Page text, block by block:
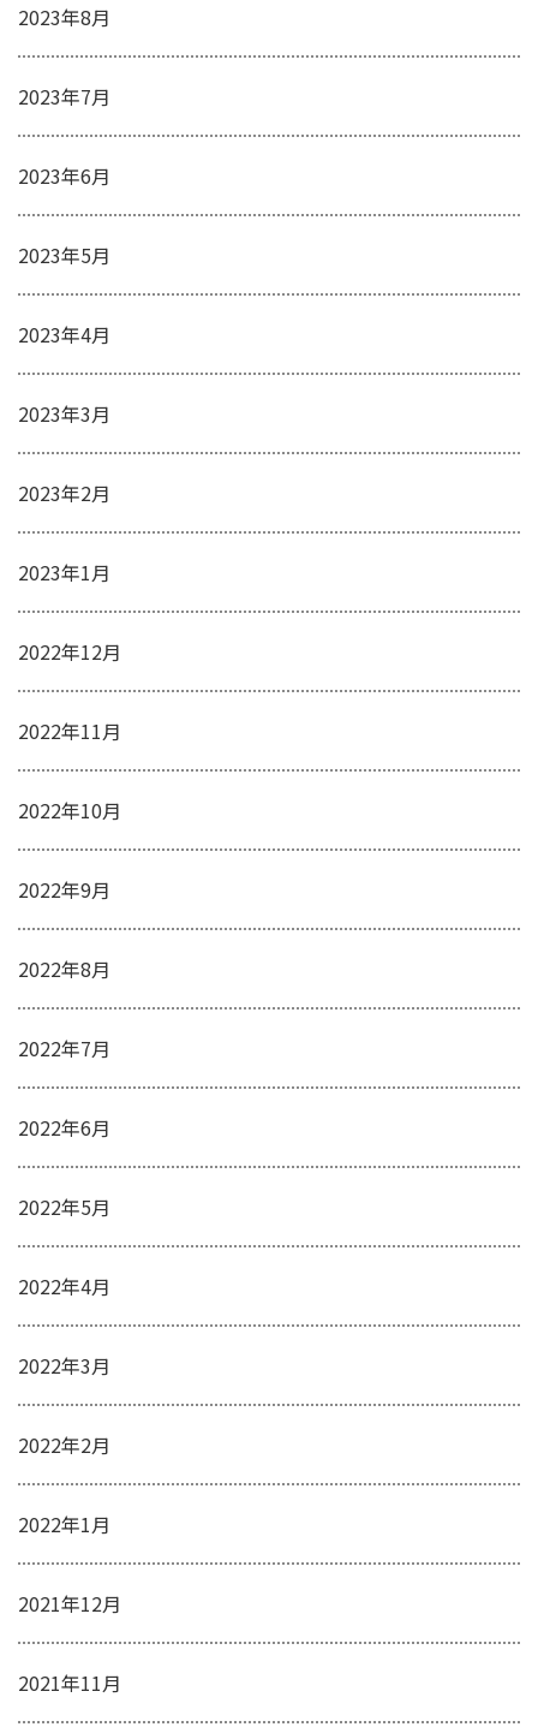
2023年8月
2023年7月
2023年6月
2023年5月
2023年4月
2023年3月
2023年2月
2023年1月
2022年12月
2022年11月
2022年10月
2022年9月
2022年8月
2022年7月
2022年6月
2022年5月
2022年4月
2022年3月
2022年2月
2022年1月
2021年12月
2021年11月